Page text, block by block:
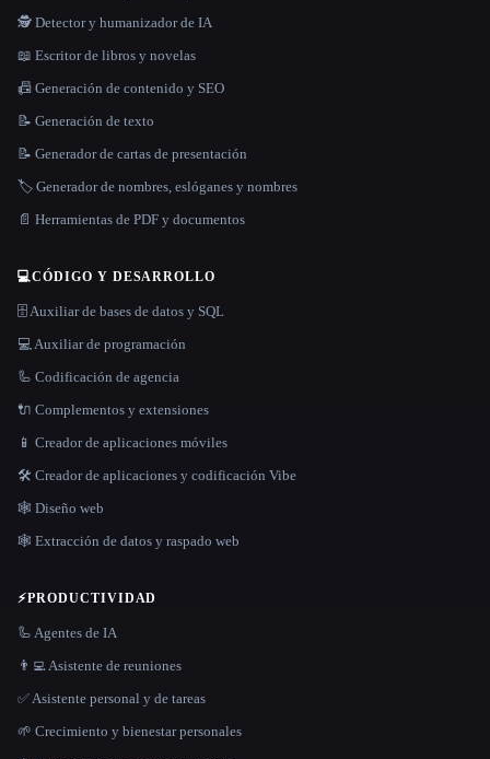
🕵️ Detector y humanizador de IA
📖 Escritor de libros y novelas
📠 Generación de contenido y SEO
📝 Generación de texto
📝 Generador de cartas de presentación
🏷️ Generador de nombres, eslóganes y nombres
📄 Herramientas de PDF y documentos
💻CÓDIGO Y DESARROLLO
🗄️ Auxiliar de bases de datos y SQL
💻 Auxiliar de programación
🦾 Codificación de agencia
🔌 Complementos y extensiones
📱 Creador de aplicaciones móviles
🛠️ Creador de aplicaciones y codificación Vibe
🕸 Diseño web
🕸️ Extracción de datos y raspado web
⚡PRODUCTIVIDAD
🦾 Agentes de IA
👨‍💻 Asistente de reuniones
✅ Asistente personal y de tareas
🌱 Crecimiento y bienestar personales